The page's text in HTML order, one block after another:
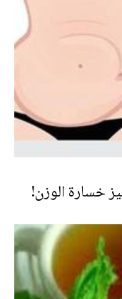
خسارة الوزن!